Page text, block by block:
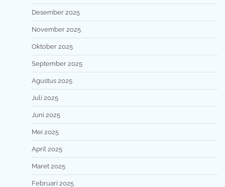
Desember 2025
November 2025
Oktober 2025
September 2025
Agustus 2025
Juli 2025
Juni 2025
Mei 2025
April 2025
Maret 2025
Februari 2025